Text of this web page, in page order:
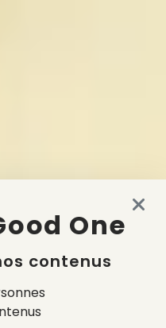
One
contenus